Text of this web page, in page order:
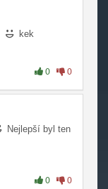
kek
0 0
Nejlepší byl ten
0 0